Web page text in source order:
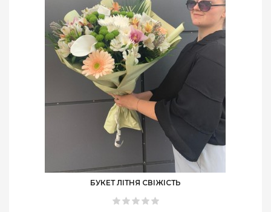
БУКЕТ ЛІТНЯ СВІЖІСТЬ